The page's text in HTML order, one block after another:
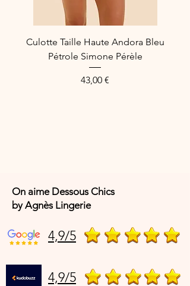
Culotte Taille Haute Andora Bleu
Pétrole Simone Pérèle
Prix
43,00 €
On aime Dessous Chics
by Agnès Lingerie
4,9/5
4,9/5